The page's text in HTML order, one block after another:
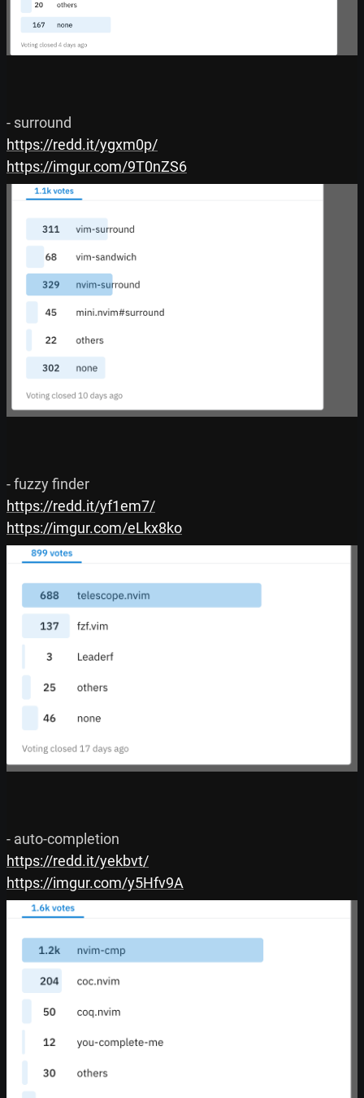
https://redd.it/ygxm0p/
https://imgur.com/9T0nZS6
https://redd.it/yf1em7/
https://imgur.com/eLkx8ko
https://redd.it/yekbvt/
https://imgur.com/y5Hfv9A